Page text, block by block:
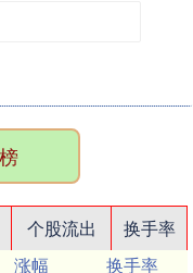
个股流出
换手率
涨幅
换手率